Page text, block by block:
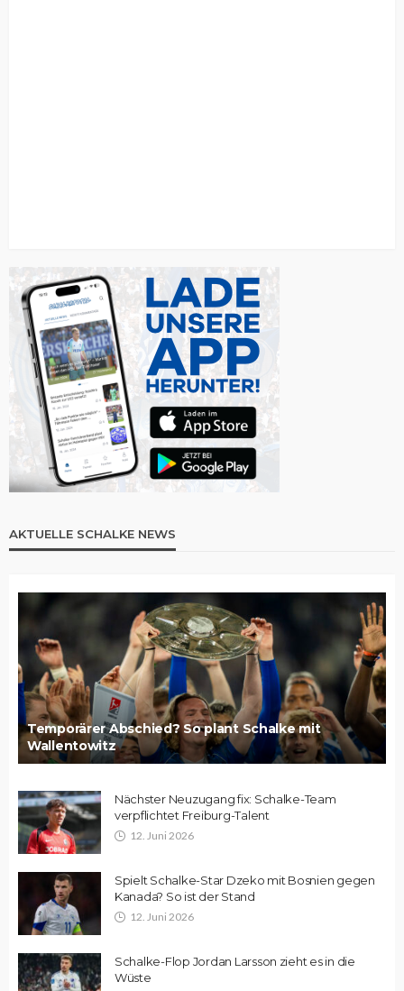
AKTUELLE SCHALKE NEWS
Temporärer Abschied? So plant Schalke mit
Wallentowitz
Nächster Neuzugang fix: Schalke-Team
verpflichtet Freiburg-Talent
12. Juni 2026
Spielt Schalke-Star Dzeko mit Bosnien gegen
Kanada? So ist der Stand
12. Juni 2026
Schalke-Flop Jordan Larsson zieht es in die
Wüste